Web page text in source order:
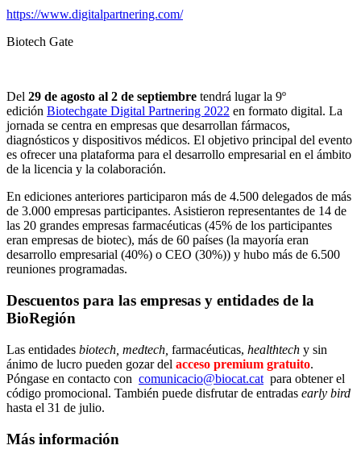
https://www.digitalpartnering.com/
Biotech Gate
Del 29 de agosto al 2 de septiembre tendrá lugar la 9º
edición Biotechgate Digital Partnering 2022 en formato digital. La
jornada se centra en empresas que desarrollan fármacos,
diagnósticos y dispositivos médicos. El objetivo principal del evento
es ofrecer una plataforma para el desarrollo empresarial en el ámbito
de la licencia y la colaboración.
En ediciones anteriores participaron más de 4.500 delegados de más
de 3.000 empresas participantes. Asistieron representantes de 14 de
las 20 grandes empresas farmacéuticas (45% de los participantes
eran empresas de biotec), más de 60 países (la mayoría eran
desarrollo empresarial (40%) o CEO (30%)) y hubo más de 6.500
reuniones programadas.
Descuentos para las empresas y entidades de la
BioRegión
Las entidades biotech, medtech, farmacéuticas, healthtech y sin
ánimo de lucro pueden gozar del acceso premium gratuito.
Póngase en contacto con comunicacio@biocat.cat para obtener el
código promocional. También puede disfrutar de entradas early bird
hasta el 31 de julio.
Más información